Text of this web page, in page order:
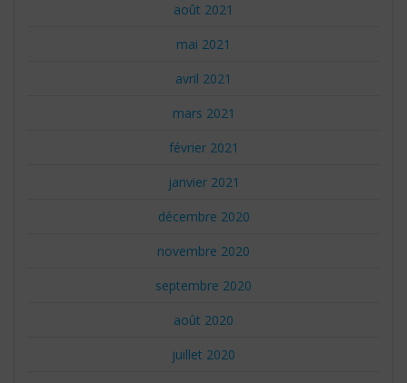
août 2021
mai 2021
avril 2021
mars 2021
février 2021
janvier 2021
décembre 2020
novembre 2020
septembre 2020
août 2020
juillet 2020